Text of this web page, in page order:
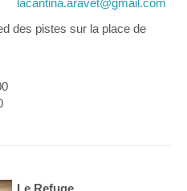
des pistes sur la place de
Le Refuge